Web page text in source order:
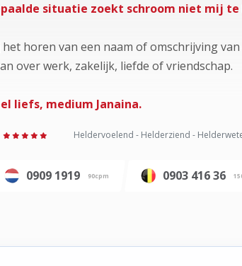
situatie zoekt schroom niet mij te
het horen van een naam of omschrijving
over werk, zakelijk, liefde of vriendschap.
liefs, medium Janaina.
Heldervoelend - Helderziend -
0909 1919 90cpm 0903 416 36